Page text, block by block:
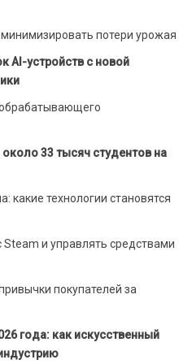
минимизировать потери урожая
AI-устройств с новой
около 33 тысяч студентов на
какие технологии становятся
и управлять средствами
покупателей за
года: как искусственный